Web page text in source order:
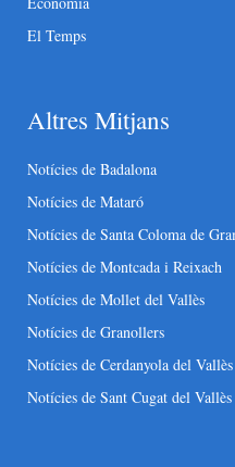
El Temps
Altres Mitjans
Notícies de Badalona
Notícies de Mataró
Notícies de Santa Coloma de
Notícies de Montcada i Reixach
Notícies de Mollet del Vallès
Notícies de Granollers
Notícies de Cerdanyola del Vallès
Notícies de Sant Cugat del Vallès